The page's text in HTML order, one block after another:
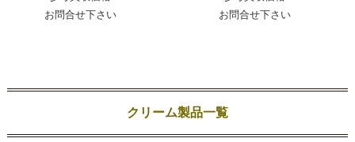
お問合せ下さい
お問合せ下さい
クリーム製品一覧